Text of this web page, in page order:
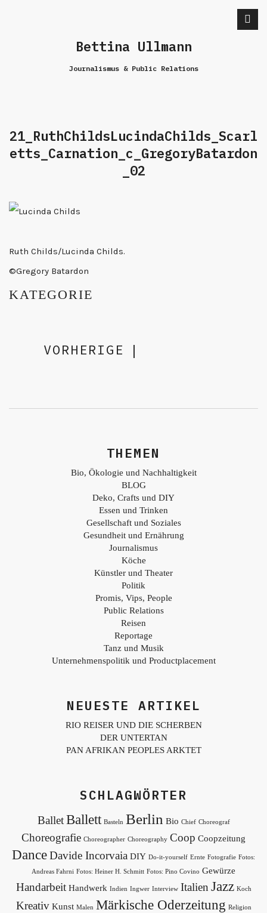
Bettina Ullmann
Journalismus & Public Relations
21_RuthChildsLucindaChilds_Scarl
etts_Carnation_c_GregoryBatardon
_02
Ruth Childs/Lucinda Childs.
©Gregory Batardon
KATEGORIE
VORHERIGE |
THEMEN
Bio, Ökologie und Nachhaltigkeit
BLOG
Deko, Crafts und DIY
Essen und Trinken
Gesellschaft und Soziales
Gesundheit und Ernährung
Journalismus
Köche
Künstler und Theater
Politik
Promis, Vips, People
Public Relations
Reisen
Reportage
Tanz und Musik
Unternehmenspolitik und Productplacement
NEUESTE ARTIKEL
RIO REISER UND DIE SCHERBEN
DER UNTERTAN
PAN AFRIKAN PEOPLES ARKTET
SCHLAGWÖRTER
Ballet Ballett Basteln Berlin Bio Chief Choreograf
Choreografie Choreographer Choreography Coop Coopzeitung
DanceDavide Incorvaia DIY Do-it-yourself Ernte Fotografie Fotos:
Andreas Fahrni Fotos: Heiner H. Schmitt Fotos: Pino Covino Gewürze
Handarbeit Handwerk Indien Ingwer Interview Italien Jazz Koch
Kreativ Kunst Malen Märkische Oderzeitung Religion